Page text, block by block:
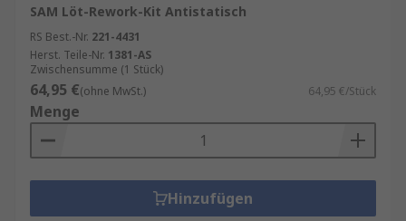
SAM Löt-Rework-Kit Antistatisch
RS Best.-Nr. 221-4431
Herst. Teile-Nr. 1381-AS
Zwischensumme (1 Stück)
64,95 €(ohne MwSt.) 64,95 €/Stück
Menge
Hinzufügen